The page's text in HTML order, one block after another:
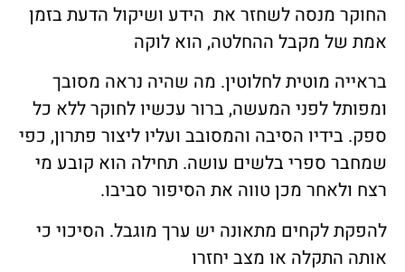
החוקר מנסה לשחזר את הידע ושיקול הדעת בזמן
אמת של מקבל ההחלטה, הוא לוקה
בראייה מוטית לחלוטין. מה שהיה נראה מסובך
ומפותל לפני המעשה, ברור עכשיו לחוקר ללא כל
ספק. בידיו הסיבה והמסובב ועליו ליצור פתרון, כפי
שמחבר ספרי בלשים עושה. תחילה הוא קובע מי
רצח ולאחר מכן טווה את הסיפור סביבו.
להפקת לקחים מתאונה יש ערך מוגבל. הסיכוי כי
אותה התקלה או מצב יחזרו